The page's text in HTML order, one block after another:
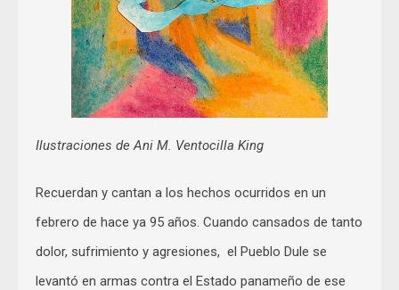
Ilustraciones de Ani M. Ventocilla King
Recuerdan y cantan a los hechos ocurridos en un
febrero de hace ya 95 años. Cuando cansados de tanto
dolor, sufrimiento y agresiones, el Pueblo Dule se
levantó en armas contra el Estado panameño de ese